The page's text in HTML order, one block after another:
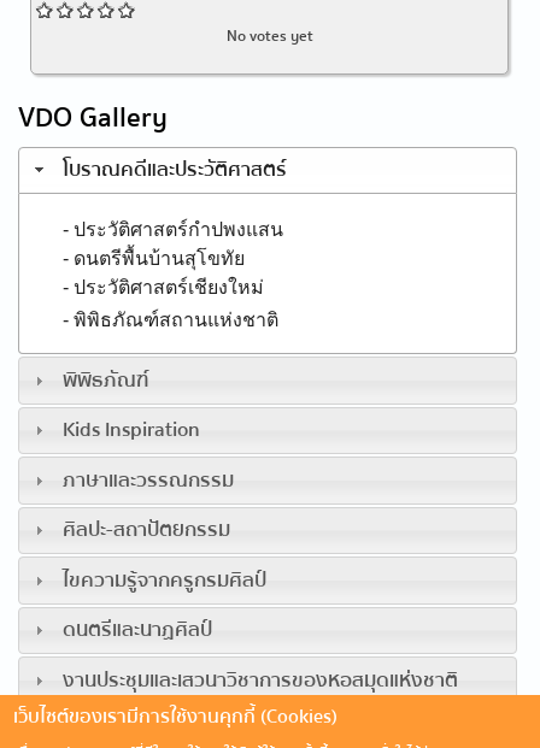
No votes yet
VDO Gallery
โบราณคดีและประวัติศาสตร์
- ประวัติศาสตร์กำปพงแสน
- ดนตรีพื้นบ้านสุโขทัย
- ประวัติศาสตร์เชียงใหม่
- พิพิธภัณฑ์สถานแห่งชาติ
พิพิธภัณฑ์
Kids Inspiration
ภาษาและวรรณกรรม
ศิลปะ-สถาปัตยกรรม
ไขความรู้จากครูกรมศิลป์
ดนตรีและนาฏศิลป์
งานประชุมและเสวนาวิชาการของหอสมุดแห่งชาติ
เว็บไซต์ของเรามีการใช้งานคุกกี้ (Cookies)